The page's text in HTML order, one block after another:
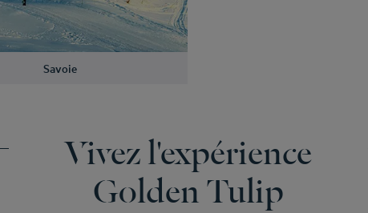
Savoie
Vivez l'expérience
Golden Tulip